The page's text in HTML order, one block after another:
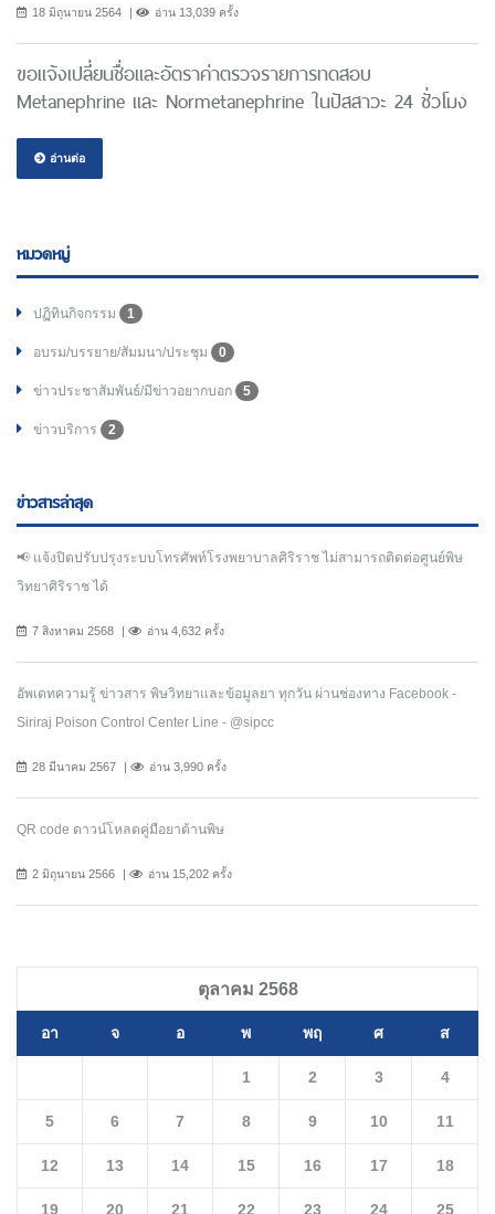
18 มิถุนายน 2564 อ่าน 13,039 ครั้ง
ขอแจ้งเปลี่ยนชื่อและอัตราค่าตรวจรายการทดสอบ
Metanephrine และ Normetanephrine ในปัสสาวะ 24 ชั่วโมง
อ่านต่อ
หมวดหมู่
ปฏิทินกิจกรรม 1
อบรม/บรรยาย/สัมมนา/ประชุม 0
ข่าวประชาสัมพันธ์/มีข่าวอยากบอก 5
ข่าวบริการ 2
ข่าวสารล่าสุด
📢 แจ้งปิดปรับปรุงระบบโทรศัพท์โรงพยาบาลศิริราช ไม่สามารถติดต่อศูนย์พิษ
วิทยาศิริราช ได้
7 สิงหาคม 2568 อ่าน 4,632 ครั้ง
อัพเดทความรู้ ข่าวสาร พิษวิทยาและข้อมูลยา ทุกวัน ผ่านช่องทาง Facebook -
Siriraj Poison Control Center Line - @sipcc
28 มีนาคม 2567 อ่าน 3,990 ครั้ง
QR code ดาวน์โหลดคู่มือยาต้านพิษ
2 มิถุนายน 2566 อ่าน 15,202 ครั้ง
ตุลาคม 2568
อา จ อ พ พฤ ศ ส
1 2 3 4
5 6 7 8 9 10 11
12 13 14 15 16 17 18
19 20 21 22 23 24 25